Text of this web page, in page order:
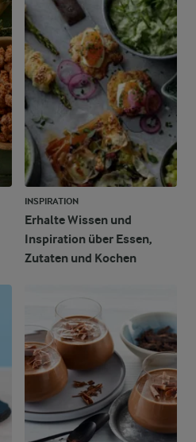
INSPIRATION
Erhalte Wissen und
Inspiration über Essen,
Zutaten und Kochen